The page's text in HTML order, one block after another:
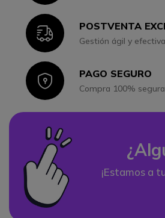
IconPOSTVENTA
Gestión ágil y efectiva
IconPAGO SEGURO
Compra 100% segura
¡Estamos a